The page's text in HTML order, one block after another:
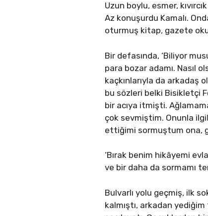
Uzun boylu, esmer,
Az konuşurdu Kamalı.
oturmuş kitap, gazete
Bir defasında, ‘Biliyor
para bozar adamı. Nasıl
kaçkınlarıyla da arkadaş
bu sözleri belki Bisikletçi
bir acıya itmişti.
çok sevmiştim. Onunla
ettiğimi sormuştum ona,
‘Bırak benim hikâyemi
ve bir daha da sormamı
Bulvarlı yolu geçmiş, ilk
kalmıştı, arkadan